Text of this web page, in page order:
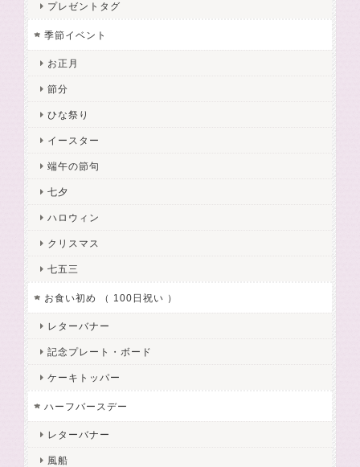
プレゼントタグ
季節イベント
お正月
節分
ひな祭り
イースター
端午の節句
七夕
ハロウィン
クリスマス
七五三
お食い初め （ 100日祝い ）
レターバナー
記念プレート・ボード
ケーキトッパー
ハーフバースデー
レターバナー
風船